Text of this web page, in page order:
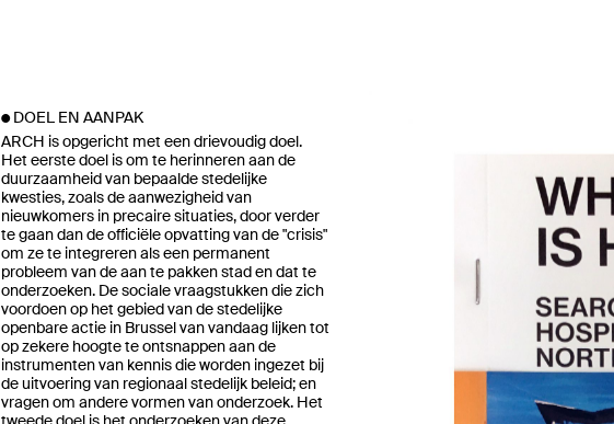
DOEL EN AANPAK
ARCH is opgericht met een drievoudig doel.
Het eerste doel is om te herinneren aan de
duurzaamheid van bepaalde stedelijke
kwesties, zoals de aanwezigheid van
nieuwkomers in precaire situaties, door verder
te gaan dan de officiële opvatting van de "crisis"
om ze te integreren als een permanent
probleem van de aan te pakken stad en dat te
onderzoeken. De sociale vraagstukken die zich
voordoen op het gebied van de stedelijke
openbare actie in Brussel van vandaag lijken tot
op zekere hoogte te ontsnappen aan de
instrumenten van kennis die worden ingezet bij
de uitvoering van regionaal stedelijk beleid; en
vragen om andere vormen van onderzoek. Het